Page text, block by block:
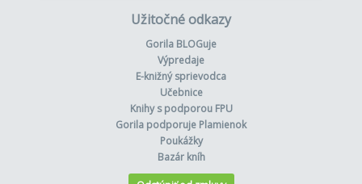
Užitočné odkazy
Gorila BLOGuje
Výpredaje
E-knižný sprievodca
Učebnice
Knihy s podporou FPU
Gorila podporuje Plamienok
Poukážky
Bazár kníh